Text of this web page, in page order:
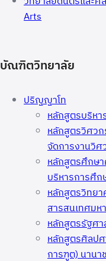
Arts
บัณฑิตวิทยาลัย
ปริญญาโท
หลักสูตรบริห
หลักสูตรวิศว
จัดการงานวิศ
หลักสูตรศึกษ
บริหารการศึก
หลักสูตรวิทยา
สารสนเทศม
หลักสูตรรัฐศ
หลักสูตรศิลป
การฑูต) นานา